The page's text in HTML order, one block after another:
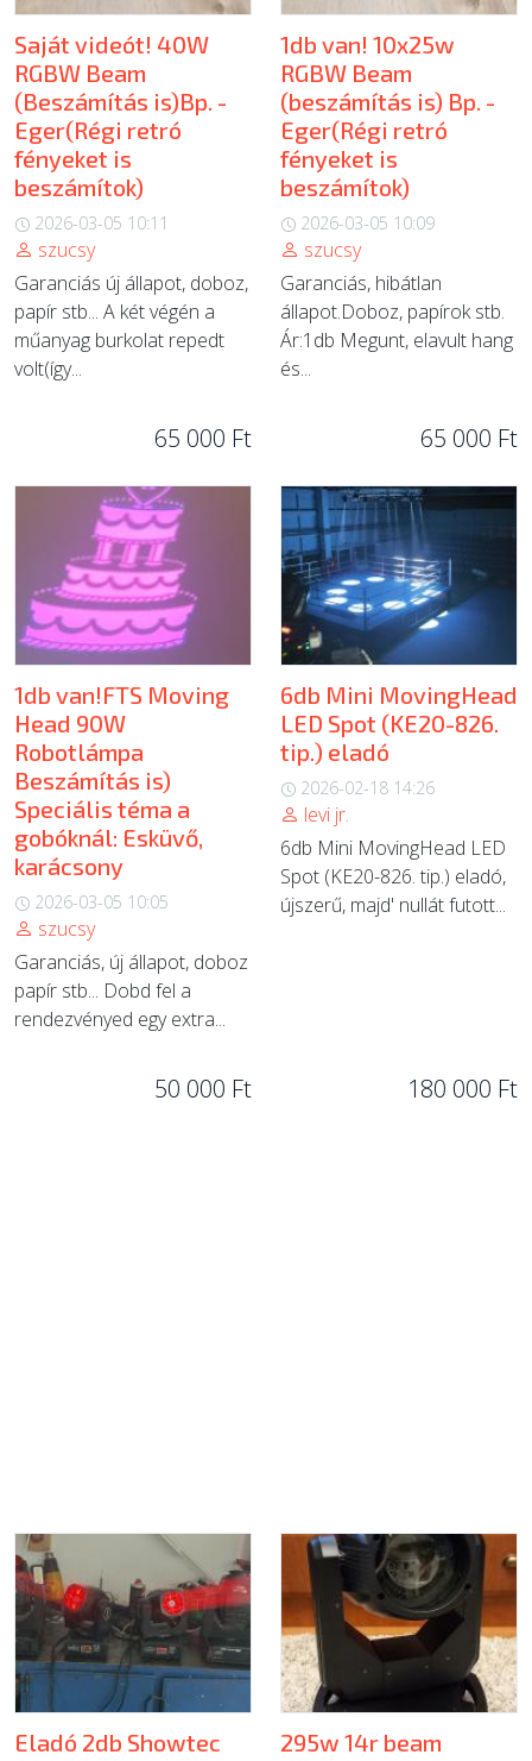
Saját videót! 40W
RGBW Beam
(Beszámítás is)Bp. -
Eger(Régi retró
fényeket is
beszámítok)
2026-03-05 10:11
szucsy
Garanciás új állapot, doboz,
papír stb... A két végén a
műanyag burkolat repedt
volt(így...
65 000 Ft
1db van! 10x25w
RGBW Beam
(beszámítás is) Bp. -
Eger(Régi retró
fényeket is
beszámítok)
2026-03-05 10:09
szucsy
Garanciás, hibátlan
állapot.Doboz, papírok stb.
Ár:1db Megunt, elavult hang
és...
65 000 Ft
1db van!FTS Moving
Head 90W
Robotlámpa
Beszámítás is)
Speciális téma a
gobóknál: Esküvő,
karácsony
2026-03-05 10:05
szucsy
Garanciás, új állapot, doboz
papír stb... Dobd fel a
rendezvényed egy extra...
50 000 Ft
6db Mini MovingHead
LED Spot (KE20-826.
tip.) eladó
2026-02-18 14:26
levi jr.
6db Mini MovingHead LED
Spot (KE20-826. tip.) eladó,
újszerű, majd' nullát futott...
180 000 Ft
Eladó 2db Showtec
295w 14r beam